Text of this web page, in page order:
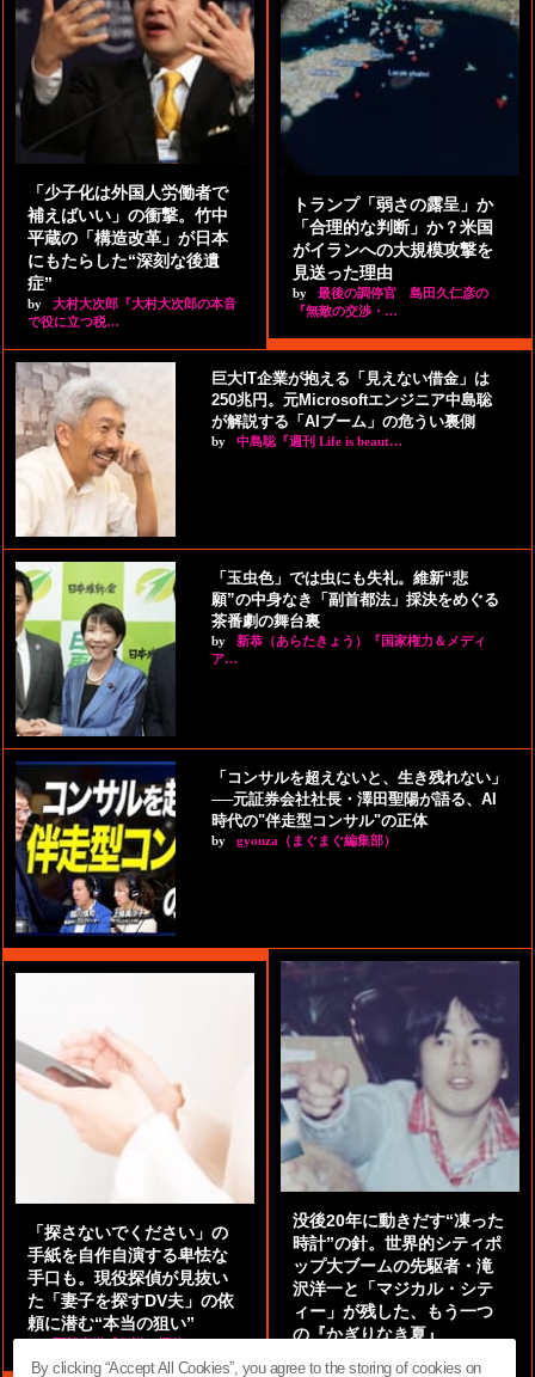
「少子化は外国人労働者で
補えばいい」の衝撃。竹中
平蔵の「構造改革」が日本
にもたらした“深刻な後遺
症”
by
大村大次郎『大村大次郎の本音
で役に立つ税…
トランプ「弱さの露呈」か
「合理的な判断」か？米国
がイランへの大規模攻撃を
見送った理由
by
最後の調停官 島田久仁彦の
『無敵の交渉・…
巨大IT企業が抱える「見えない借金」は
250兆円。元Microsoftエンジニア中島聡
が解説する「AIブーム」の危うい裏側
by 中島聡『週刊 Life is beaut…
「玉虫色」では虫にも失礼。維新“悲
願”の中身なき「副首都法」採決をめぐる
茶番劇の舞台裏
by
新恭（あらたきょう）『国家権力＆メディ
ア…
「コンサルを超えないと、生き残れない」
──元証券会社社長・澤田聖陽が語る、AI
時代の"伴走型コンサル"の正体
by gyouza（まぐまぐ編集部）
「探さないでください」の
手紙を自作自演する卑怯な
手口も。現役探偵が見抜い
た「妻子を探すDV夫」の依
頼に潜む“本当の狙い”
by 阿部泰尚『伝説の探偵』
没後20年に動きだす“凍った
時計”の針。世界的シティポ
ップ大ブームの先駆者・滝
沢洋一と「マジカル・シテ
ィー」が残した、もう一つ
の『かぎりなき夏』
By clicking “Accept All Cookies”, you agree to the storing of cookies on